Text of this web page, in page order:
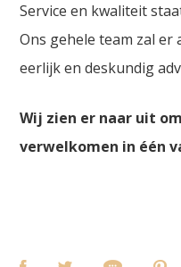
Service en kwaliteit
Ons gehele team zal er
eerlijk en deskundig
Wij zien er naar uit
verwelkomen in één